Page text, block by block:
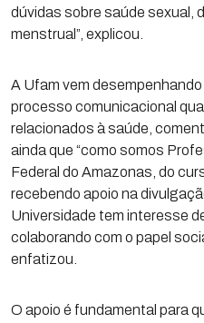
dúvidas sobre saúde sexual,
menstrual”, explicou.
A Ufam vem
processo comunicacional
relacionados à saúde,
ainda que “como somos
Federal do Amazonas, do
recebendo apoio na
Universidade tem interesse
colaborando com o papel
enfatizou.
O apoio é fundamental para